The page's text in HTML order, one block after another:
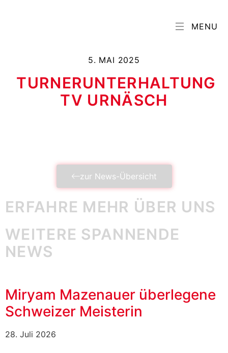
MENU
5. MAI 2025
TURNERUNTERHALTUNG
TV URNÄSCH
zur News-Übersicht
ERFAHRE MEHR ÜBER UNS
WEITERE SPANNENDE
NEWS
Miryam Mazenauer überlegene
Schweizer Meisterin
28. Juli 2026